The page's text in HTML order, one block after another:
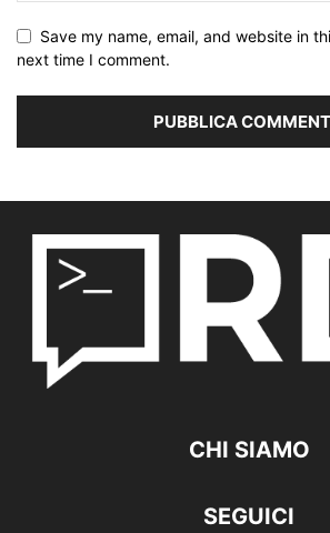
Save my name, email, and website in
next time I comment.
CHI SIAMO
SEGUICI